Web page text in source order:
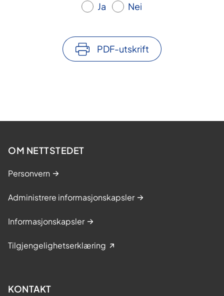
Ja Nei
PDF-utskrift
OM NETTSTEDET
Personvern
Administrere informasjonskapsler
Informasjonskapsler
Tilgjengelighetserklæring
KONTAKT